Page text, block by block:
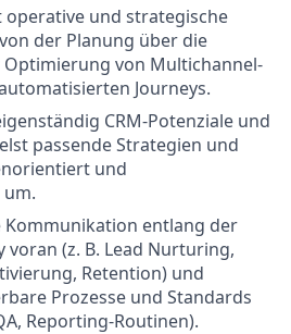
und strategische
der Planung über die
von Multichannel-
Journeys.
CRM-Potenziale und
passende Strategien und
und
entlang der
voran (z. B. Lead Nurturing,
Retention) und
Prozesse und Standards
Reporting-Routinen).